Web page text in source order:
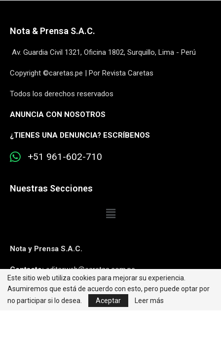
Nota & Prensa S.A.C.
Av. Guardia Civil 1321, Oficina 1802, Surquillo, Lima - Perú
Copyright ©caretas.pe | Por Revista Caretas
Todos los derechos reservados
ANUNCIA CON NOSOTROS
¿TIENES UNA DENUNCIA? ESCRÍBENOS
+51 961-602-710
Nuestras Secciones
Nota y Prensa S.A.C.
Contacto:editorweb@caretas.com.pe
Síguenos:
Este sitio web utiliza cookies para mejorar su experiencia.
Asumiremos que está de acuerdo con esto, pero puede optar por
no participar si lo desea.
Aceptar Leer más